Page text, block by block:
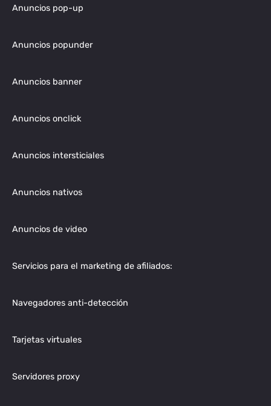
Anuncios pop-up
Anuncios popunder
Anuncios banner
Anuncios onclick
Anuncios intersticiales
Anuncios nativos
Anuncios de video
Servicios para el marketing de afiliados:
Navegadores anti-detección
Tarjetas virtuales
Servidores proxy